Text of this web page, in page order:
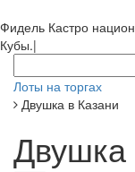
Фидель Кастро
Кубы.|
Лоты на торгах
Двушка в Казани
Двушка